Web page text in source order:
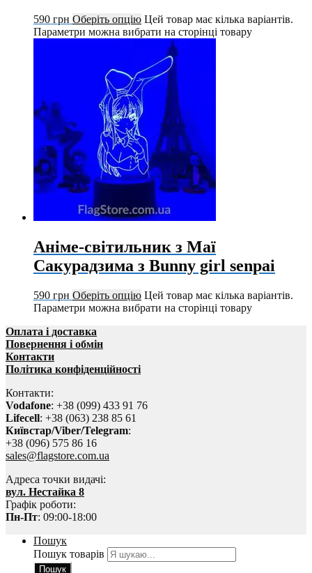
590 грн Оберіть опцію Цей товар має кілька варіантів.
Параметри можна вибрати на сторінці товару
Аніме-світильник з Маї
Сакурадзима з Bunny girl senpai
590 грн Оберіть опцію Цей товар має кілька варіантів.
Параметри можна вибрати на сторінці товару
Оплата і доставка
Повернення і обмін
Контакти
Політика конфіденційності
Контакти:
Vodafone: +38 (099) 433 91 76
Lifecell: +38 (063) 238 85 61
Київстар/Viber/Telegram:
+38 (096) 575 86 16
sales@flagstore.com.ua
Адреса точки видачі:
вул. Нестайка 8
Графік роботи:
Пн-Пт: 09:00-18:00
Пошук
Пошук товарів
Пошук